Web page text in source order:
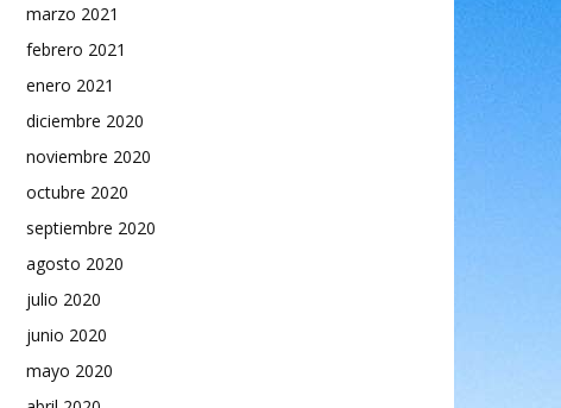
marzo 2021
febrero 2021
enero 2021
diciembre 2020
noviembre 2020
octubre 2020
septiembre 2020
agosto 2020
julio 2020
junio 2020
mayo 2020